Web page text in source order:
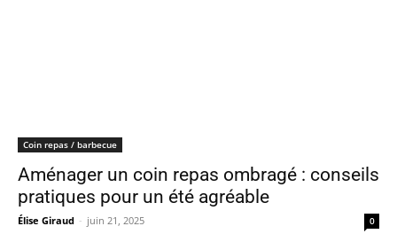
Coin repas / barbecue
Aménager un coin repas ombragé : conseils
pratiques pour un été agréable
Élise Giraud - juin 21, 2025 0